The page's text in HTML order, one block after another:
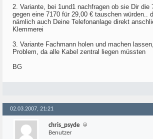
2. Variante, bei 1und1 nachfragen ob sie Dir die
gegen eine 7170 für 29,00 € tauschen würden..
nämlich auch Deine Telefonanlage direkt
Klemmerei
3. Variante Fachmann holen und machen
Problem, da alle Kabel zentral liegen müssten
BG
02.03.2007, 21:21
chris_psyde
Benutzer